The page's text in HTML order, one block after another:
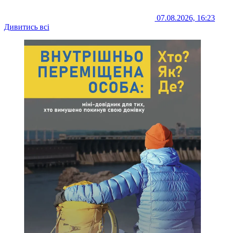
07.08.2026, 16:23
Дивитись всі